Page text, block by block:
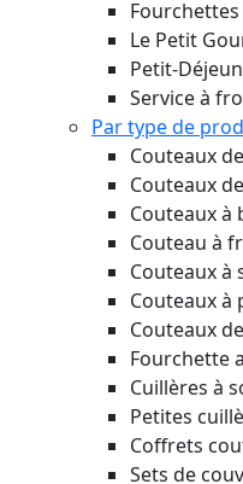
Fourchettes
Le Petit
Petit-
Service à
Par type de
Couteaux
Couteaux
Couteaux à
Couteau à
Couteaux à
Couteaux à
Couteaux
Fourchette
Cuillères à
Petites
Coffrets
Sets de